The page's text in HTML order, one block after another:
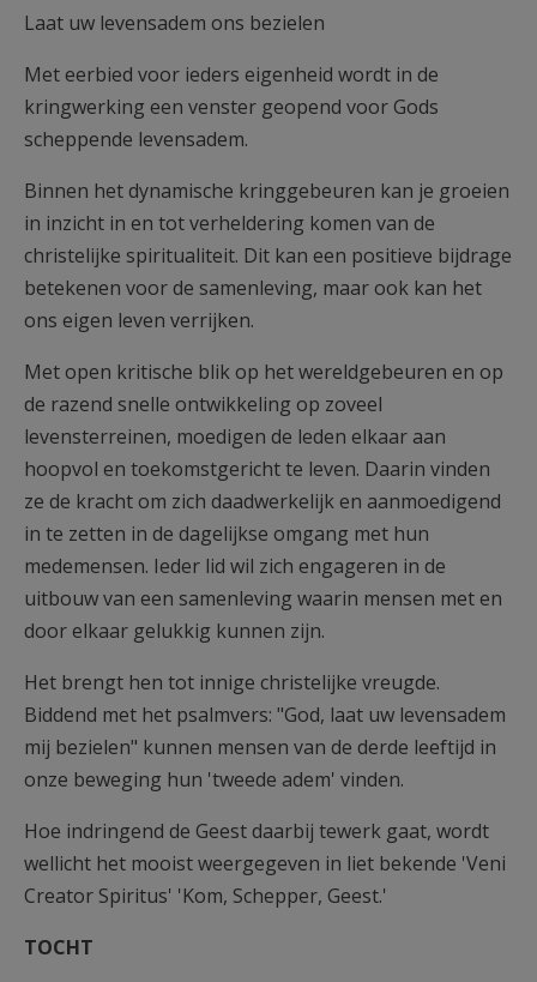
Laat uw levensadem ons bezielen
Met eerbied voor ieders eigenheid wordt in de
kringwerking een venster geo­pend voor Gods
scheppende levensadem.
Binnen het dynamische kringgebeuren kan je groeien
in inzicht in en tot ver­heldering komen van de
christelijke spiritualiteit. Dit kan een positieve bij­drage
betekenen voor de samenleving, maar ook kan het
ons eigen leven ver­rijken.
Met open kritische blik op het wereldgebeuren en op
de razend snelle ont­wikkeling op zoveel
levensterreinen, moedigen de leden elkaar aan
hoopvol en toekomstgericht te leven. Daarin vinden
ze de kracht om zich daadwerkelijk en aanmoedigend
in te zetten in de dagelijkse omgang met hun
medemensen. Ieder lid wil zich engageren in de
uitbouw van een samenleving waarin men­sen met en
door elkaar gelukkig kunnen zijn.
Het brengt hen tot innige christelijke vreugde.
Biddend met het psalmvers: "God, laat uw levensadem
mij bezielen" kunnen mensen van de derde leeftijd in
onze beweging hun 'tweede adem' vinden.
Hoe indringend de Geest daarbij tewerk gaat, wordt
wellicht het mooist weer­gegeven in liet bekende 'Veni
Creator Spiritus' 'Kom, Schepper, Geest.'
TOCHT